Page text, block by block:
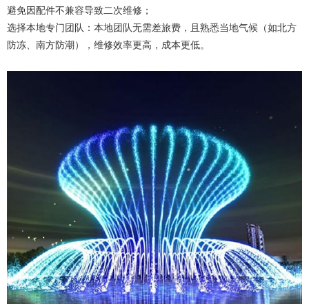
避免因配件不兼容导致二次维修；
选择本地专门团队：本地团队无需差旅费，且熟悉当地气候（如北方
防冻、南方防潮），维修效率更高，成本更低。